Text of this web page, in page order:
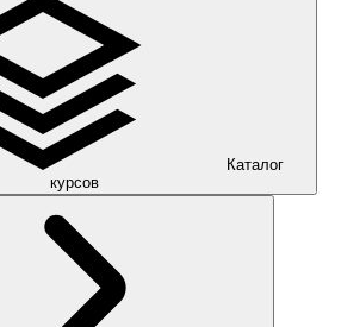
Каталог
курсов